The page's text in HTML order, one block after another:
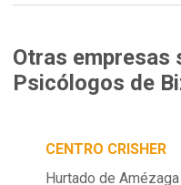
Otras empresas
Psicólogos de
CENTRO CRISHER
Hurtado de